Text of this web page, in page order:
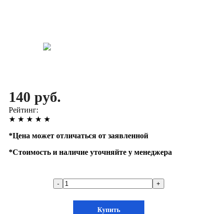
140 руб.
Рейтинг:
★ ★ ★ ★ ★
*Цена может отличаться от заявленной
*Стоимость и наличие уточняйте у менеджера
- +
Купить